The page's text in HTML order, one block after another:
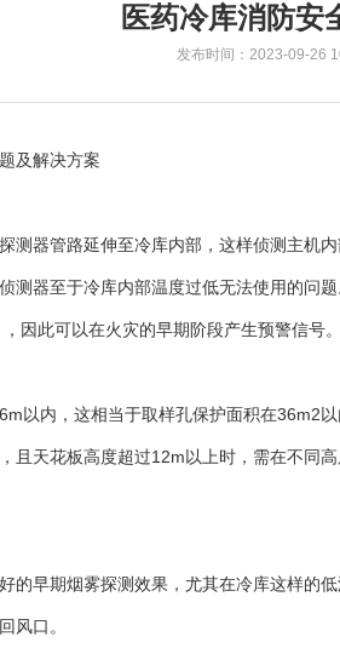
医药冷库消防安
发布时间：2023-09-26
及解决方案
测器管路延伸至冷库内部，这样侦测主机
测器至于冷库内部温度过低无法使用的问
因此可以在火灾的早期阶段产生预警信号。
以内，这相当于取样孔保护面积在36m2以
且天花板高度超过12m以上时，需在不同
的早期烟雾探测效果，尤其在冷库这样的
风口。